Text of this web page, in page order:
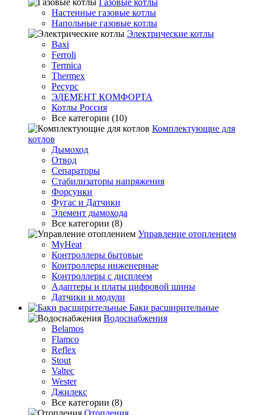
Гaзовые котлы
Настенные газовые котлы
Напольные газовые котлы
Электрические котлы
Baxi
Ferroli
Termica
Thermex
Ресурс
ЭЛЕМЕНТ КОМФОРТА
Котлы Россия
Все категории (10)
Комплектующие для
котлов
Дымоход
Отвод
Сепараторы
Стабилизаторы напряжения
Форсунки
Фугас и Датчики
Элемент дымохода
Все категории (8)
Управление отоплением
MyHeat
Контроллеры бытовые
Контроллеры инженерные
Контроллеры с дисплеем
Адаптеры и платы цифровой шины
Датчики и модули
Баки расширительные
Водоснабжения
Belamos
Flamco
Reflex
Stout
Valtec
Wester
Джилекс
Все категории (8)
Отопления